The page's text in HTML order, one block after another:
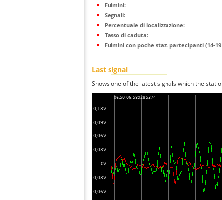
Fulmini:
Segnali:
Percentuale di localizzazione:
Tasso di caduta:
Fulmini con poche staz. partecipanti (14-
Last signal
Shows one of the latest signals which the